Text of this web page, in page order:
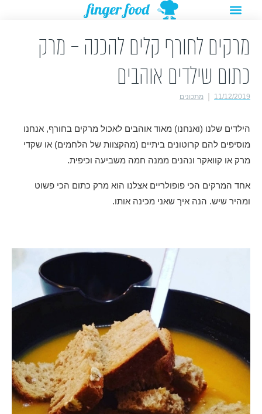
תפריט
מרקים לחורף קלים להכנה – מרק
כתום שילדים אוהבים
11/12/2019 מתכונים
הילדים שלנו (ואנחנו) מאוד אוהבים לאכול מרקים בחורף, אנחנו
מוסיפים להם קרוטונים ביתיים (מהקצוות של הלחמים) או שקדי
מרק או קוואקר ונהנים ממנה חמה משביעה וכיפית.
אחד המרקים הכי פופולריים אצלנו הוא מרק כתום הכי פשוט
ומהיר שיש. הנה איך שאני מכינה אותו.